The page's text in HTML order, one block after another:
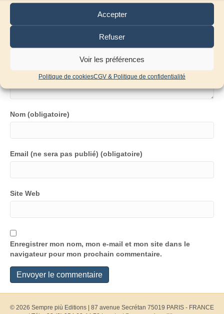
Accepter
Refuser
Voir les préférences
Politique de cookiesCGV & Politique de confidentialité
Commentaire
Nom (obligatoire)
Email (ne sera pas publié) (obligatoire)
Site Web
Enregistrer mon nom, mon e-mail et mon site dans le
navigateur pour mon prochain commentaire.
© 2026 Sempre più Editions
87 avenue Secrétan 75019 PARIS - FRANCE